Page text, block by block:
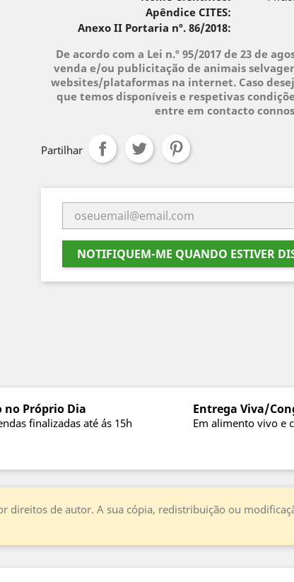
Apêndice CITES:
Anexo II Portaria nº. 86/2018:
De acordo com a Lei n.º 95/2017 de 23 de
venda e/ou publicitação de animais
websites/plataformas na internet. Caso
que temos disponíveis e respetivas
entre em contacto
Partilhar
NOTIFIQUEM-ME QUANDO ESTIVER
no Próprio Dia
finalizadas até ás 15h
Entrega Viva/
Em alimento vivo e
direitos de autor. A sua cópia, redistribuição ou